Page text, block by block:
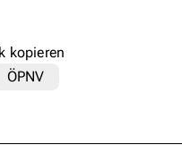
kopieren
ÖPNV